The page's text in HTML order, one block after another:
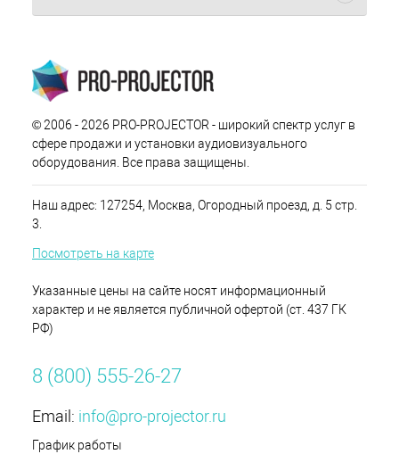
© 2006 - 2026 PRO-PROJECTOR - широкий спектр услуг в
сфере продажи и установки аудиовизуального
оборудования. Все права защищены.
Наш адрес: 127254, Москва, Огородный проезд, д. 5 стр.
3.
Посмотреть на карте
Указанные цены на сайте носят информационный
характер и не является публичной офертой (ст. 437 ГК
РФ)
8 (800) 555-26-27
Email: info@pro-projector.ru
График работы